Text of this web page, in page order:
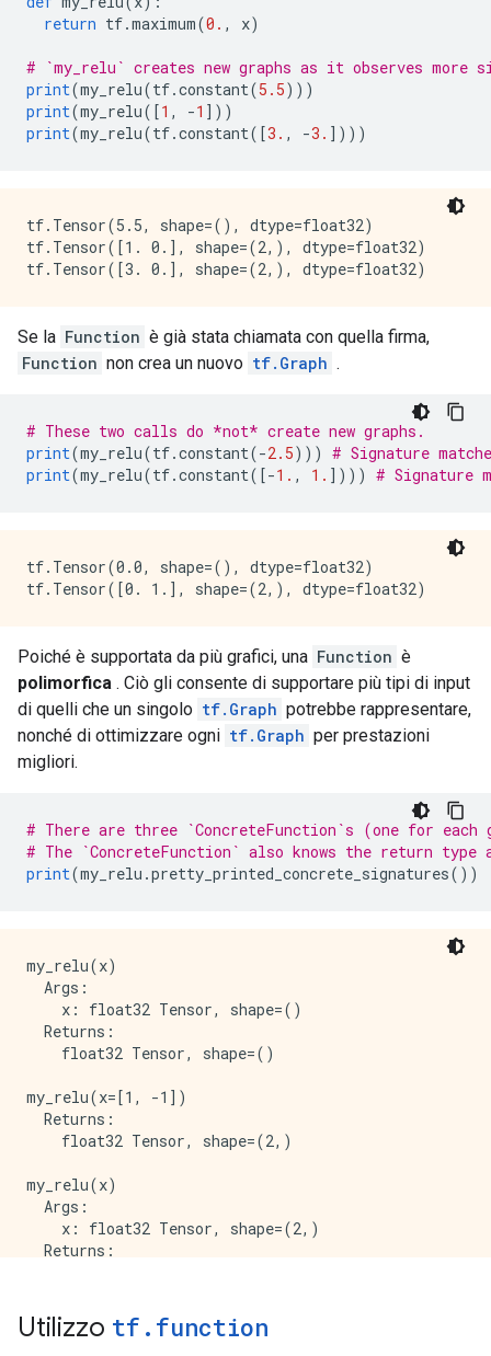
node {
  name: "Greater"
  input: "x"
  input: "Greater/y"
  attr {
    key: "T"
  }
}
node {
  input: "Greater"
  input: "x"
    value {
      type: DT_BOOL
    }
    value {
      list {
        type: DT_INT32
    }
  }
  attr {
    key: "Tout"
    value {
      list {
        type: DT_BOOL
      }
    }
  }
  attr {
    }
  }
  attr {
    key: "_read_only_resource_inputs"
    value {
      }
    }
    key: "else_branch"
    value {
      func {
        name: "cond_false_34"
  }
return tf.maximum(0. , x)
# `my_relu` creates new graphs as it observes more
print(my_relu(tf.constant(5.5)))
print(my_relu([1 , -1 ]))
print(my_relu(tf.constant([3. , -3. ])))
tf.Tensor(5.5, shape=(), dtype=float32)
tf.Tensor([1. 0.], shape=(2,), dtype=float32)
Se la Function è già stata chiamata con quella firma,
Function non crea un nuovo tf.Graph .
# These two calls do *not* create new graphs.
print(my_relu(tf.constant(-2.5))) # Signature
print(my_relu(tf.constant([-1. , 1. ]))) # Signature
tf.Tensor(0.0, shape=(), dtype=float32)
Poiché è supportata da più grafici, una Function è
polimorfica . Ciò gli consente di supportare più tipi di input
di quelli che un singolo tf.Graph potrebbe rappresentare,
nonché di ottimizzare ogni tf.Graph per prestazioni
migliori.
# There are three `ConcreteFunction`s (one for
# The `ConcreteFunction` also knows the return type
print(my_relu .pretty_printed_concrete_signatures())
my_relu(x)
  Args:
    x: float32 Tensor, shape=()
  Returns:
    float32 Tensor, shape=()
my_relu(x=[1, -1])
  Returns:
    float32 Tensor, shape=(2,)
my_relu(x)
  Args:
    x: float32 Tensor, shape=(2,)
  Returns:
Utilizzo tf . function